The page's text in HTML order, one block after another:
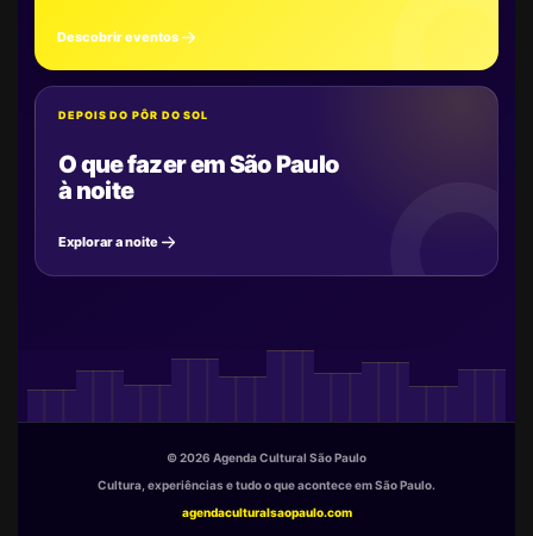
Descobrir eventos
DEPOIS DO PÔR DO SOL
O que fazer em São Paulo
à noite
Explorar a noite
© 2026 Agenda Cultural São Paulo
Cultura, experiências e tudo o que acontece em São Paulo.
agendaculturalsaopaulo.com